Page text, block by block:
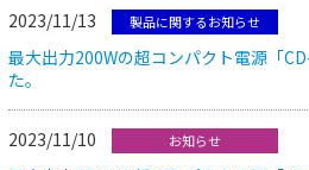
2023/11/13 製品に関するお知らせ
最大出力200Wの超コンパクト電源「
た。
2023/11/10 お知らせ